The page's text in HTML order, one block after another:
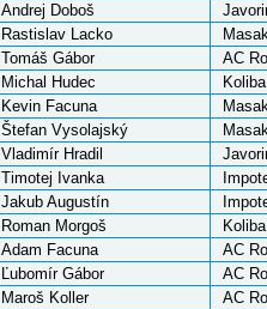
Andrej Doboš
Rastislav Lacko
Tomáš Gábor
AC
Michal Hudec
Kevin Facuna
Štefan Vysolajský
Vladimír Hradil
Timotej Ivanka
Jakub Augustín
Roman Morgoš
Adam Facuna
AC
Ľubomír Gábor
AC
Maroš Koller
AC